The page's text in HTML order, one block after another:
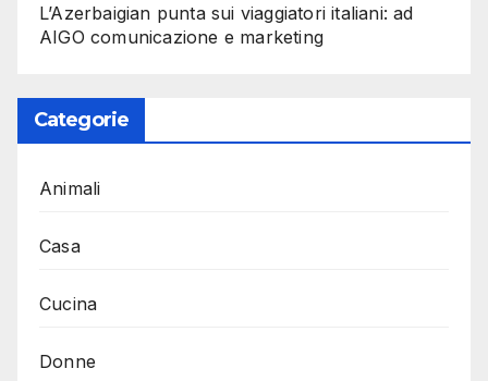
L’Azerbaigian punta sui viaggiatori italiani: ad
AIGO comunicazione e marketing
Categorie
Animali
Casa
Cucina
Donne